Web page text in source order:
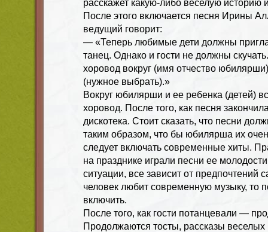
расскажет какую-либо веселую
После этого включается песня Ирины
ведущий говорит:
— «Теперь любимые дети должны
танец. Однако и гости не должны
хоровод вокруг (имя отчество
(нужное выбрать).»
Вокруг юбилярши и ее ребенка (детей)
хоровод. После того, как песня
дискотека. Стоит сказать, что песни
таким образом, что бы юбилярша их
следует включать современные хиты.
на празднике играли песни ее
ситуации, все зависит от
человек любит современную музыку, то
включить.
После того, как гости потанцевали —
Продолжаются тосты, рассказы веселых